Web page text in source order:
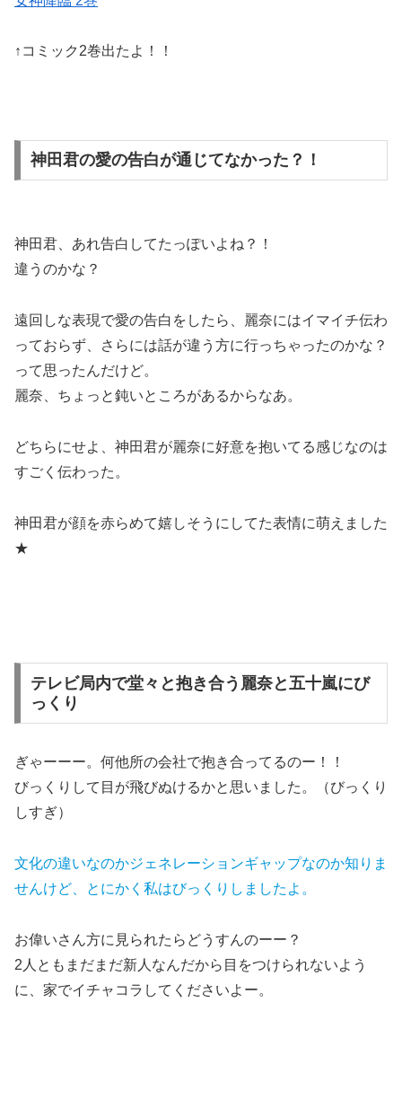
↑コミック2巻出たよ！！
神田君の愛の告白が通じてなかった？！
神田君、あれ告白してたっぽいよね？！
違うのかな？
遠回しな表現で愛の告白をしたら、麗奈にはイマイチ伝わ
っておらず、さらには話が違う方に行っちゃったのかな？
って思ったんだけど。
麗奈、ちょっと鈍いところがあるからなあ。
どちらにせよ、神田君が麗奈に好意を抱いてる感じなのは
すごく伝わった。
神田君が顔を赤らめて嬉しそうにしてた表情に萌えました
★
テレビ局内で堂々と抱き合う麗奈と五十嵐にび
っくり
ぎゃーーー。何他所の会社で抱き合ってるのー！！
びっくりして目が飛びぬけるかと思いました。（びっくり
しすぎ）
文化の違いなのかジェネレーションギャップなのか知りま
せんけど、とにかく私はびっくりしましたよ。
お偉いさん方に見られたらどうすんのーー？
2人ともまだまだ新人なんだから目をつけられないよう
に、家でイチャコラしてくださいよー。